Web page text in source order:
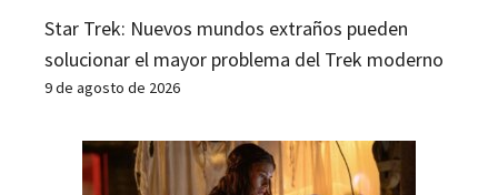
Star Trek: Nuevos mundos extraños pueden
solucionar el mayor problema del Trek moderno
9 de agosto de 2026